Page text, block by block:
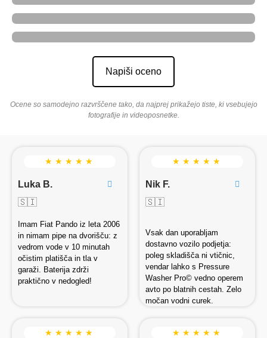
Napiši oceno
Ocene so samodejno razvrščene tako, da najprej prikažejo tiste, ki vsebujejo
fotografije in videoposnetke.
★ ★ ★ ★ ★
Luka B.
🇸🇮
Imam Fiat Pando iz leta 2006
in nimam pipe na dvorišču: z
vedrom vode v 10 minutah
očistim platišča in tla v
garaži. Baterija zdrži
praktično v nedogled!
★ ★ ★ ★ ★
Nik F.
🇸🇮
Vsak dan uporabljam
dostavno vozilo podjetja:
poleg skladišča ni vtičnic,
vendar lahko s Pressure
Washer Pro© vedno operem
avto po blatnih cestah. Zelo
močan vodni curek.
★ ★ ★ ★ ★ ★ ★ ★ ★ ★